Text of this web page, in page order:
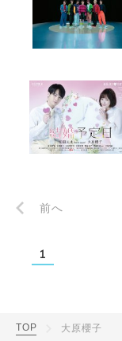
前へ
1
TOP 大原櫻子